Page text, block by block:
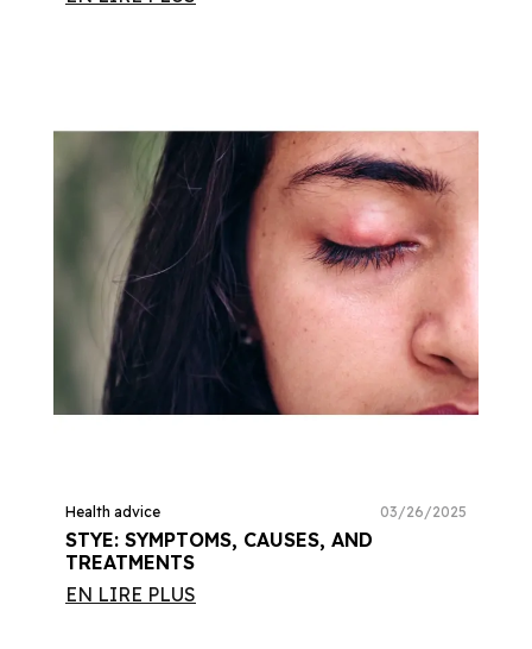
STYE: SYMPTOMS, CAUSES, AND
TREATMENTS
Health advice 03/26/2025
EN LIRE PLUS